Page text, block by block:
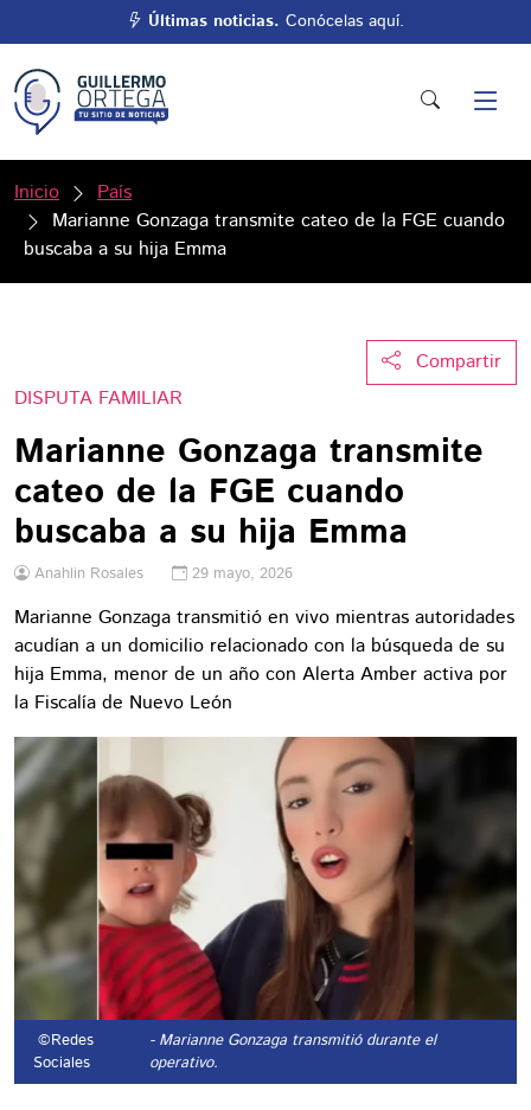
Últimas noticias. Conócelas aquí.
Inicio
País
Marianne Gonzaga transmite cateo de la FGE cuando
buscaba a su hija Emma
Compartir
DISPUTA FAMILIAR
Marianne Gonzaga transmite
cateo de la FGE cuando
buscaba a su hija Emma
Anahlin Rosales 29 mayo, 2026
Marianne Gonzaga transmitió en vivo mientras autoridades
acudían a un domicilio relacionado con la búsqueda de su
hija Emma, menor de un año con Alerta Amber activa por
la Fiscalía de Nuevo León
©Redes
Sociales
- Marianne Gonzaga transmitió durante el
operativo.